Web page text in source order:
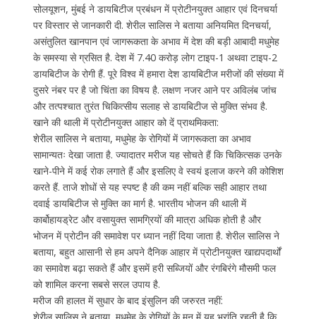
सोलयूशन, मुंबई ने डायबिटीज प्रबंधन में प्रोटीनयुक्त आहार एवं दिनचर्या
पर विस्तार से जानकारी दी. शेरील सालिस ने बताया अनियमित दिनचर्या,
असंतुलित खानपान एवं जागरूकता के अभाव में देश की बड़ी आबादी मधुमेह
के समस्या से ग्रसित है. देश में 7.40 करोड़ लोग टाइप-1 अथवा टाइप-2
डायबिटीज के रोगी हैं. पूरे विश्व में हमारा देश डायबिटीज मरीजों की संख्या में
दुसरे नंबर पर है जो चिंता का विषय है. लक्षण नजर आने पर अविलंब जांच
और तत्पश्चात तुरंत चिकित्सीय सलाह से डायबिटीज से मुक्ति संभव है.
खाने की थाली में प्रोटीनयुक्त आहार को दें प्राथमिकता:
शेरील सालिस ने बताया, मधुमेह के रोगियों में जागरूकता का अभाव
सामान्यतः देखा जाता है. ज्यादातर मरीज यह सोचते हैं कि चिकित्सक उनके
खाने-पीने में कई रोक लगाते हैं और इसलिए वे स्वयं इलाज करने की कोशिश
करते हैं. ताजे शोधों से यह स्पष्ट है की कम नहीं बल्कि सही आहार तथा
दवाई डायबिटीज से मुक्ति का मार्ग है. भारतीय भोजन की थाली में
कार्बोहायड्रेट और वसायुक्त सामग्रियों की मात्रा अधिक होती है और
भोजन में प्रोटीन की समावेश पर ध्यान नहीं दिया जाता है. शेरील सालिस ने
बताया, बहुत आसानी से हम अपने दैनिक आहार में प्रोटीनयुक्त खाद्यपदार्थों
का समावेश बढ़ा सकते हैं और इसमें हरी सब्जियों और रंगबिरंगे मौसमी फल
को शामिल करना सबसे सरल उपाय है.
मरीज की हालत में सुधार के बाद इंसुलिन की जरुरत नहीं: